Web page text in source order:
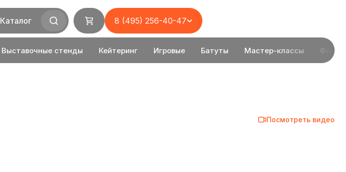
Выставочные стенды Кейтеринг Игровые Батуты Мастер-классы
Каталог 8 (495) 256-40-47
Посмотреть видео